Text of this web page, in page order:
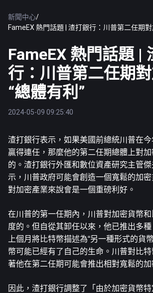
新聞中心/
FameEX 熱門話題 | 渣打銀行：川普第二任期
FameEX 熱門話題 |
行：川普第二任期
“總體有利”
2024-05-09 09:25:40
渣打銀行表示，如果美國前總統川普在
贏得連任，那麼他的第二任期總體上對加
的。渣打銀行外匯和數位資產研究主管傑
示，川普政府可能會創造一個寬鬆的加
對加密產業來說會是一個重磅利好。
在川普的第一任期內，川普對加密貨幣
度的。但自從其卸任以來，他已推出多
上個月將比特幣描述為“另一種形式的貨
幣可能已經有了自己的生命。川普對比
著他在第二任期可能會推出相對寬鬆的加
因此，渣打銀行調整了「由於加密貨幣